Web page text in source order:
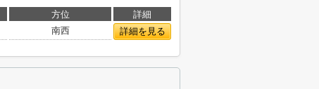
方位
詳細
南西 詳細を見る